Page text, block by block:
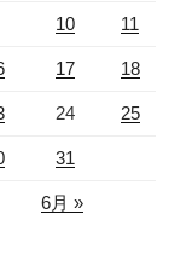
10 11
17 18
24 25
31
6月 »